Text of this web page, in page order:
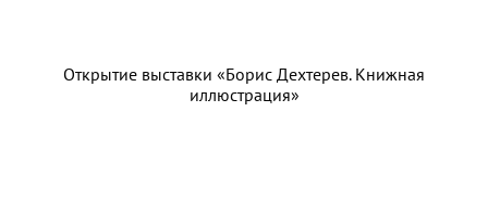
Открытие выставки «Борис Дехтерев. Книжная
иллюстрация»